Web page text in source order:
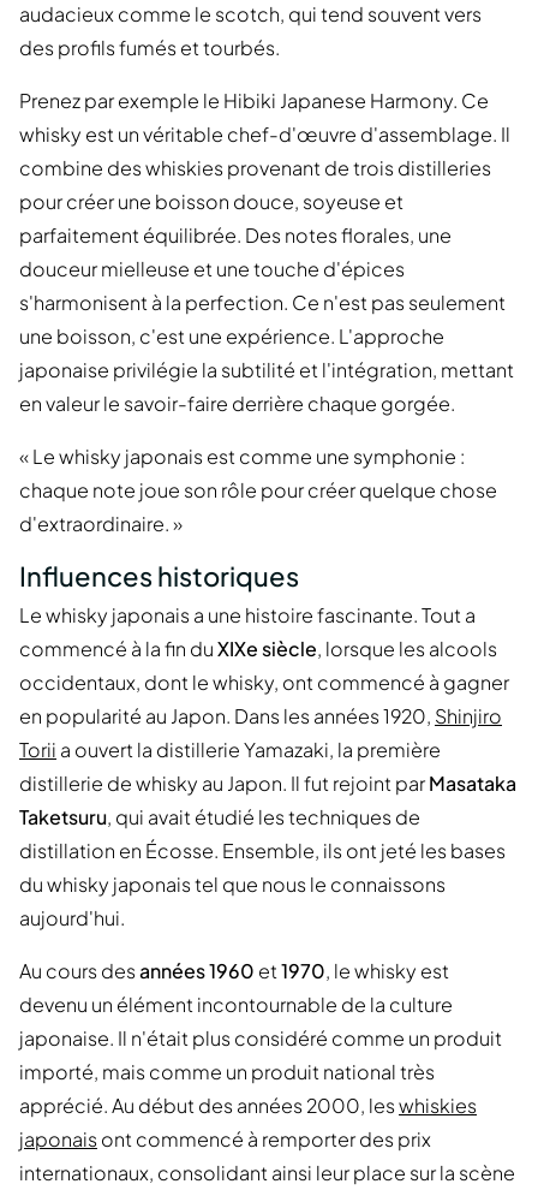
audacieux comme le scotch, qui tend souvent vers
des profils fumés et tourbés.
Prenez par exemple le Hibiki Japanese Harmony. Ce
whisky est un véritable chef-d'œuvre d'assemblage. Il
combine des whiskies provenant de trois distilleries
pour créer une boisson douce, soyeuse et
parfaitement équilibrée. Des notes florales, une
douceur mielleuse et une touche d'épices
s'harmonisent à la perfection. Ce n'est pas seulement
une boisson, c'est une expérience. L'approche
japonaise privilégie la subtilité et l'intégration, mettant
en valeur le savoir-faire derrière chaque gorgée.
« Le whisky japonais est comme une symphonie :
chaque note joue son rôle pour créer quelque chose
d'extraordinaire. »
Influences historiques
Le whisky japonais a une histoire fascinante. Tout a
commencé à la fin duXIXe siècle, lorsque les alcools
occidentaux, dont le whisky, ont commencé à gagner
en popularité au Japon. Dans les années 1920, Shinjiro
Torii a ouvert la distillerie Yamazaki, la première
distillerie de whisky au Japon. Il fut rejoint parMasataka
Taketsuru, qui avait étudié les techniques de
distillation en Écosse. Ensemble, ils ont jeté les bases
du whisky japonais tel que nous le connaissons
aujourd'hui.
Au cours desannées 1960 et1970, le whisky est
devenu un élément incontournable de la culture
japonaise. Il n'était plus considéré comme un produit
importé, mais comme un produit national très
apprécié. Au début des années 2000, leswhiskies
japonaisont commencé à remporter des prix
internationaux, consolidant ainsi leur place sur la scène